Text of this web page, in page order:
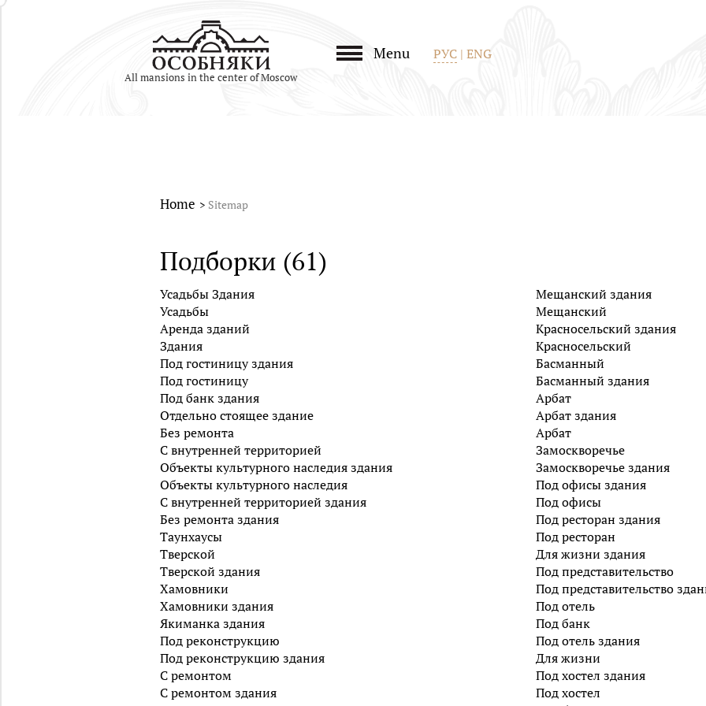
All mansions in the center of Moscow
Menu РУС | ENG
Home Sitemap
Подборки (61)
Усадьбы Здания
Усадьбы
Аренда зданий
Здания
Под гостиницу здания
Под гостиницу
Под банк здания
Отдельно стоящее здание
Без ремонта
С внутренней территорией
Объекты культурного наследия здания
Объекты культурного наследия
С внутренней территорией здания
Без ремонта здания
Таунхаусы
Тверской
Тверской здания
Хамовники
Хамовники здания
Якиманка здания
Под реконструкцию
Под реконструкцию здания
С ремонтом
С ремонтом здания
Мещанский здания
Мещанский
Красносельский здания
Красносельский
Басманный
Басманный здания
Арбат
Арбат здания
Арбат
Замоскворечье
Замоскворечье здания
Под офисы здания
Под офисы
Под ресторан здания
Под ресторан
Для жизни здания
Под представительство
Под представительство
Под отель
Под банк
Под отель здания
Для жизни
Под хостел здания
Под хостел